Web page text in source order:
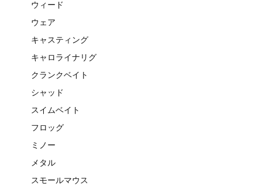
ウィード
ウェア
キャスティング
キャロライナリグ
クランクベイト
シャッド
スイムベイト
フロッグ
ミノー
メタル
スモールマウス